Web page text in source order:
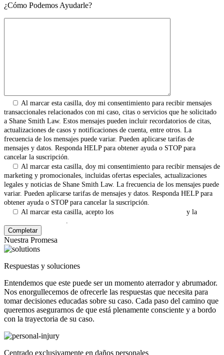
¿Cómo Podemos Ayudarle?
Al marcar esta casilla, doy mi consentimiento para recibir mensajes
transaccionales relacionados con mi caso, citas o servicios que he solicitado
a Shane Smith Law. Estos mensajes pueden incluir recordatorios de citas,
actualizaciones de casos y notificaciones de cuenta, entre otros. La
frecuencia de los mensajes puede variar. Pueden aplicarse tarifas de
mensajes y datos. Responda HELP para obtener ayuda o STOP para
cancelar la suscripción.
Al marcar esta casilla, doy mi consentimiento para recibir mensajes de
marketing y promocionales, incluidas ofertas especiales, actualizaciones
legales y noticias de Shane Smith Law. La frecuencia de los mensajes puede
variar. Pueden aplicarse tarifas de mensajes y datos. Responda HELP para
obtener ayuda o STOP para cancelar la suscripción.
Al marcar esta casilla, acepto los
y la
Nuestra Promesa
Respuestas y soluciones
Entendemos que este puede ser un momento aterrador y abrumador.
Nos enorgullecemos de ofrecerle las respuestas que necesita para
tomar decisiones educadas sobre su caso. Cada paso del camino que
queremos asegurarnos de que está plenamente consciente y a bordo
con la trayectoria de su caso.
Centrado exclusivamente en daños personales